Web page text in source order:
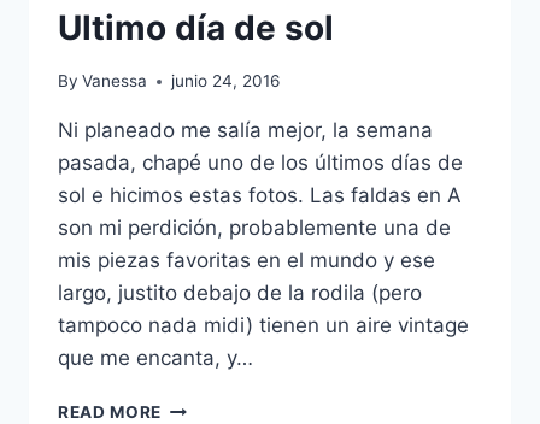
Ultimo día de sol
By Vanessa junio 24, 2016
Ni planeado me salía mejor, la semana
pasada, chapé uno de los últimos días de
sol e hicimos estas fotos. Las faldas en A
son mi perdición, probablemente una de
mis piezas favoritas en el mundo y ese
largo, justito debajo de la rodila (pero
tampoco nada midi) tienen un aire vintage
que me encanta, y…
READ MORE ULTIMO